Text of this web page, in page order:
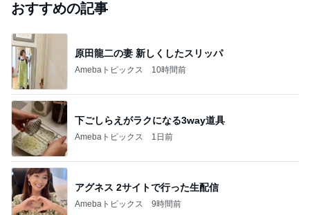
おすすめの記事
原田龍二の妻 新しくしたスリッパ
Amebaトピックス 10時間前
下ごしらえがラクになる3way道具
Amebaトピックス 1日前
アグネス 2サイトで行った生配信
Amebaトピックス 9時間前